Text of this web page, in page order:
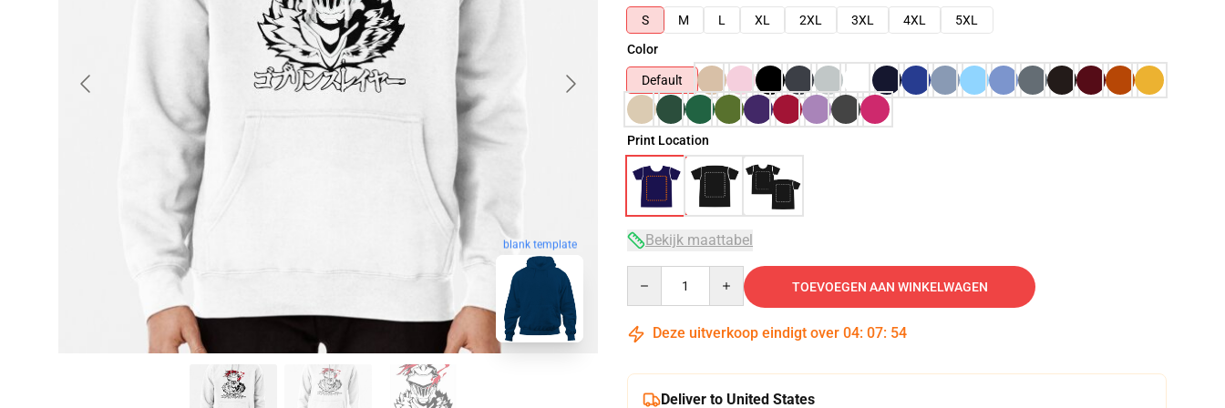
blank template
S M L XL 2XL 3XL 4XL
5XL
Color
Default
Print Location
Bekijk maattabel
TOEVOEGEN AAN WINKELWAGEN
Deze uitverkoop eindigt over 04: 07: 53
Deliver to United States